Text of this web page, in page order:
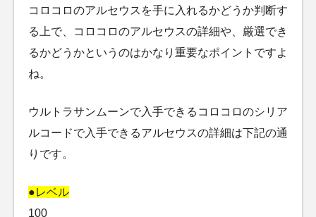
コロコロのアルセウスを手に入れるかどうか判断す
る上で、コロコロのアルセウスの詳細や、厳選でき
るかどうかというのはかなり重要なポイントですよ
ね。
ウルトラサンムーンで入手できるコロコロのシリア
ルコードで入手できるアルセウスの詳細は下記の通
りです。
●レベル
100